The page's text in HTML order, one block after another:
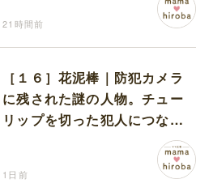
21時間前
［１６］花泥棒｜防犯カメラ
に残された謎の人物。チュー
リップを切った犯人につなが
る証拠になるのか期待する
1日前